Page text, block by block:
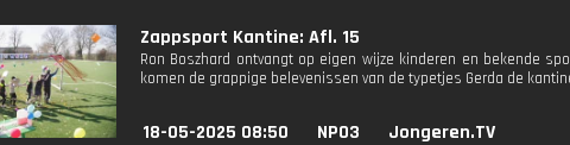
Zappsport Kantine: Afl. 15
Ron Boszhard ontvangt op eigen wijze kinderen en bekende
komen de grappige belevenissen van de typetjes Gerda de
18-05-2025 08:50 NPO3 Jongeren.TV